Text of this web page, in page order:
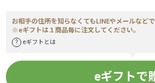
お相手の住所を知らなくてもLINEやメールなど
※eギフトは１商品毎に注文してください。
eギフトとは
eギフトで